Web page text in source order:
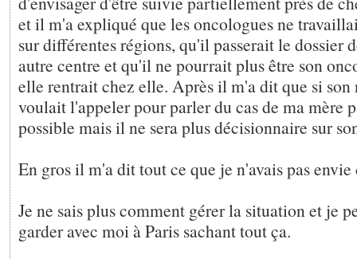
et il m'a expliqué que les oncologues ne
sur différentes régions, qu'il passerait le dossier
autre centre et qu'il ne pourrait plus être son
elle rentrait chez elle. Après il m'a dit que si
voulait l'appeler pour parler du cas de ma mère
possible mais il ne sera plus décisionnaire sur
En gros il m'a dit tout ce que je n'avais pas envie
Je ne sais plus comment gérer la situation et je
garder avec moi à Paris sachant tout ça.